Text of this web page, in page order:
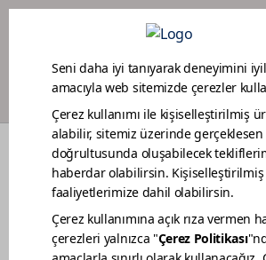
BOYACI SADAKAT
RENKLER DEKORASYON FİKİRLERİ
BAHÇE MOBİLYA BAKIMI TEKNE
SATIŞ NOKTALARIMIZ